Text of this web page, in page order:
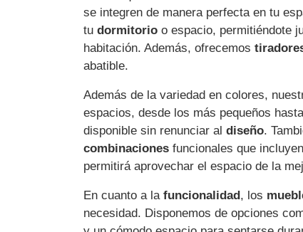
se integren de manera perfecta en tu
tu dormitorio o espacio, permitiéndote
habitación. Además, ofrecemos
abatible.
Además de la variedad en colores,
espacios, desde los más pequeños
disponible sin renunciar al diseño.
combinaciones funcionales que
permitirá aprovechar el espacio de la
En cuanto a la funcionalidad , los
necesidad. Disponemos de opciones